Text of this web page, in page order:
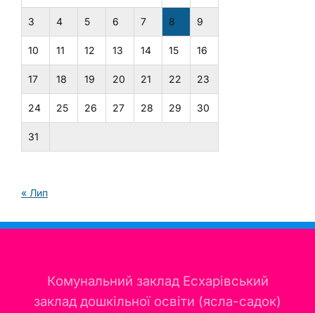
3 4 5 6 7 8 9
10 11 12 13 14 15 16
17 18 19 20 21 22 23
24 25 26 27 28 29 30
31
« Лип
Комунальний заклад Есхарівський
заклад дошкільної освіти (ясла-садок)